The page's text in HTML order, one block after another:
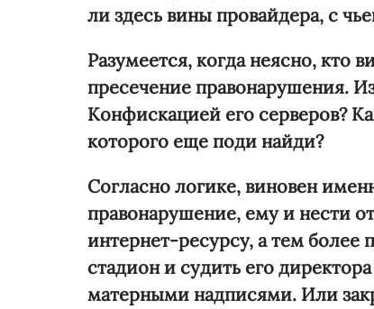
ли здесь вины провайдера, с
Разумеется, когда неясно, кто
пресечение правонарушения.
Конфискацией его серверов?
которого еще поди найди?
Согласно логике, виновен
правонарушение, ему и нести
интернет-ресурсу, а тем более
стадион и судить его
матерными надписями. Или